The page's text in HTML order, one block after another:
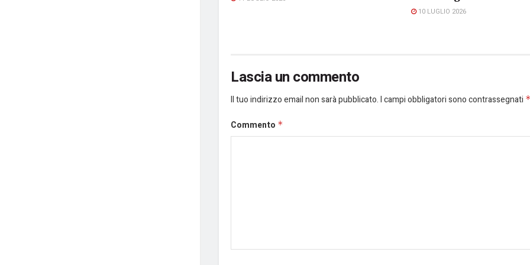
10 LUGLIO 2026
Lascia un commento
Il tuo indirizzo email non sarà pubblicato.I campi obbligatori sono contrassegnati
Commento *